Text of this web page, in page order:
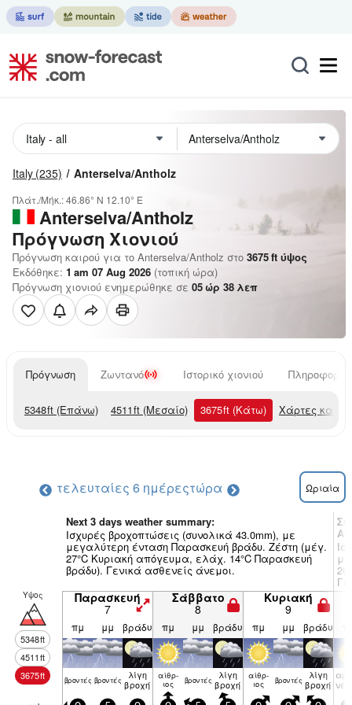
Italy (235) Anterselva/Antholz
Πλάτ./Μήκ.:46.86° N 12.10° E
Anterselva/Antholz
Πρόγνωση Χιονιού
Πρόγνωση καιρού για το Anterselva/Antholz στο 3675ft ύψος
Εκδόθηκε: 1 am 07 Aug 2026 (τοπική ώρα)
Πρόγνωση χιονιού ενημερώθηκε σε 05ώρ 38 λεπ
Πρόγνωση Ζωντανό Ιστορικό χιονιού
5348ft (Επάνω) 4511ft (Μεσαίο) 3675ft (Κάτω) Χάρτες
τελευταίες 6 ημέρεςτώρα Ωριαία
Next 3 days weather summary:
Ισχυρές βροχοπτώσεις (συνολικά 43.0mm), με
μεγαλύτερη ένταση Παρασκευή βράδυ. Ζέστη (μέγ.
27°C Κυριακή απόγευμα, ελάχ. 14°C Παρασκευή
βράδυ). Γενικά ασθενείς άνεμοι.
Υψος
5348ft
4511ft
3675ft
Παρασκευή
7
Σάββατο
8
Κυριακή
9
πμ μμ βράδυ πμ μμ βράδυ πμ μμ βράδυ
βρον­τές βρον­τές λίγη
βροχή
αίθρ­
ιος βρον­τές λίγη
βροχή
αίθρ­
ιος βρον­τές λίγη
βροχή